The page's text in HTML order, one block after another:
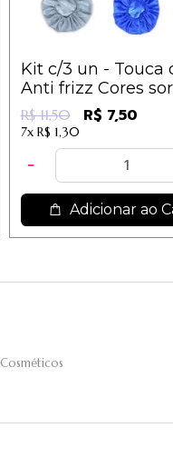
Kit c/3 un - Touca
Anti frizz Cores
-
R$ 11,50 R$ 7,50
7x R$ 1,30
Adicionar ao